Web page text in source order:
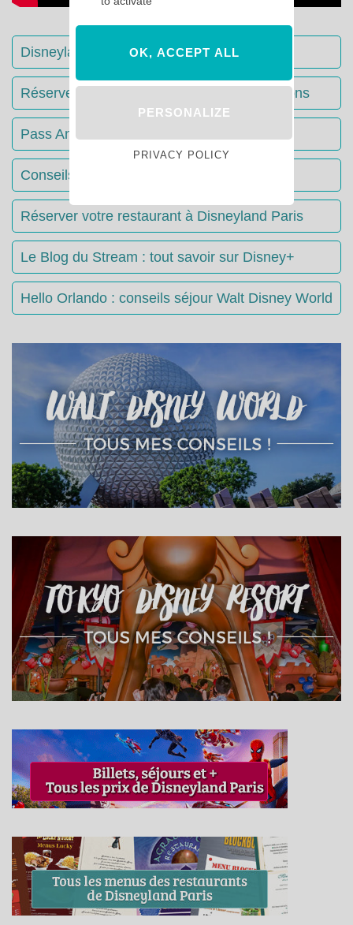
Disneyland Paris : Le guide complet
Réserver votre séjour : toutes les informations
Pass Annuels Disney : informations
Conseils & Astuces Disneyland Paris
Réserver votre restaurant à Disneyland Paris
Le Blog du Stream : tout savoir sur Disney+
Hello Orlando : conseils séjour Walt Disney World
OK, ACCEPT ALL
PERSONALIZE
PRIVACY POLICY